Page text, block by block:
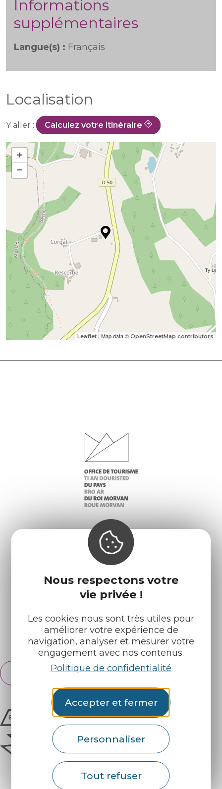
Nous respectons votre
vie privée !
Les cookies nous sont très utiles pour
améliorer votre expérience de
navigation, analyser et mesurer votre
engagement avec nos contenus.
Politique de confidentialité
Accepter et fermer
Personnaliser
Tout refuser
Informations
supplémentaires
Langue(s) : Français
Localisation
Y aller : Calculez votre itinéraire
+
−
Leaflet | Map data © OpenStreetMap contributors
Infos pratiques
Nos accueils
Nos brochures
Météo
Retrouvez-nous sur :
Espace pro Partenaires
Français